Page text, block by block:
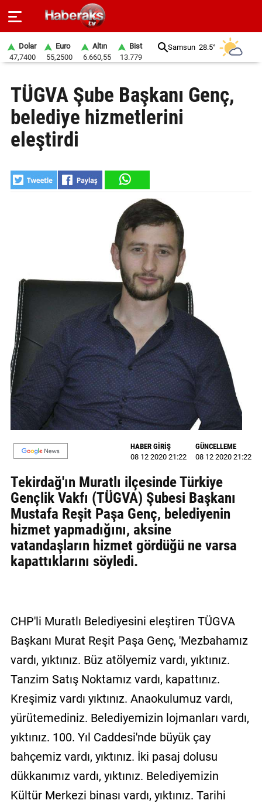
SPOR
YAŞAM
EKONOMİ
BELEDİYELER
GALERİ
VİDEO
YAZARLAR
ULAŞIN
Künye
İletişim
Gizlilik
Sözleşmesi
Kullanıcı
Sözleşmesi
Dolar
47,7400
Euro
55,2500
Altın
6.660,55
Bist
13.779
Samsun 28.5°
TÜGVA Şube Başkanı Genç,
belediye hizmetlerini
eleştirdi
HABER GİRİŞ
08 12 2020 21:22
GÜNCELLEME
08 12 2020 21:22
Tekirdağ'ın Muratlı ilçesinde Türkiye
Gençlik Vakfı (TÜGVA) Şubesi Başkanı
Mustafa Reşit Paşa Genç, belediyenin
hizmet yapmadığını, aksine
vatandaşların hizmet gördüğü ne varsa
kapattıklarını söyledi.
CHP'li Muratlı Belediyesini eleştiren TÜGVA
Başkanı Murat Reşit Paşa Genç, 'Mezbahamız
vardı, yıktınız. Büz atölyemiz vardı, yıktınız.
Tanzim Satış Noktamız vardı, kapattınız.
Kreşimiz vardı yıktınız. Anaokulumuz vardı,
yürütemediniz. Belediyemizin lojmanları vardı,
yıktınız. 100. Yıl Caddesi'nde büyük çay
bahçemiz vardı, yıktınız. İki pasaj dolusu
dükkanımız vardı, yıktınız. Belediyemizin
Kültür Merkezi binası vardı, yıktınız. Tarihi